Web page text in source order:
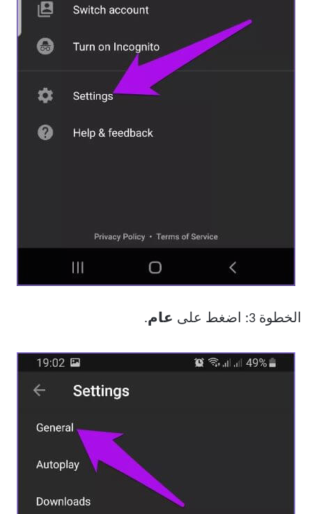
الخطوة 3: اضغط على عام.